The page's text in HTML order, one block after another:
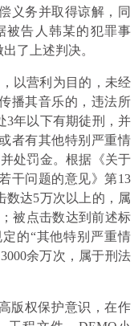
义务并取得谅解，同
被告人韩某的犯罪事
了上述判决。
以营利为目的，未经
播其音乐的，违法所
3年以下有期徒刑，并
者有其他特别严重情
处罚金。根据《关于
干问题的意见》第13
数达5万次以上的，属
被点击数达到前述标
的“其他特别严重情
余万次，属于刑法
版权保护意识，在作